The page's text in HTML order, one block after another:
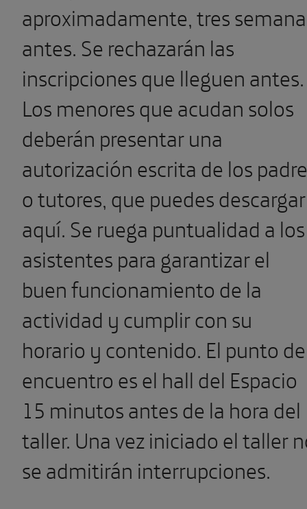
aproximadamente, tres
antes. Se rechazarán las
inscripciones que lleguen antes.
Los menores que acudan solos
deberán presentar una
autorización escrita de los
o tutores, que puedes descargar
aquí. Se ruega puntualidad a los
asistentes para garantizar el
buen funcionamiento de la
actividad y cumplir con su
horario y contenido. El punto de
encuentro es el hall del Espacio
15 minutos antes de la hora del
taller. Una vez iniciado el taller
se admitirán interrupciones.